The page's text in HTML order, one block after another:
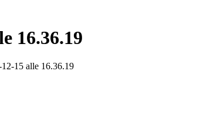
16.36.19
12-15 alle 16.36.19